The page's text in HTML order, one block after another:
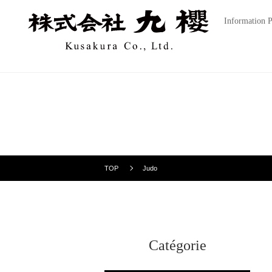
Information
TOP Judo
Catégorie